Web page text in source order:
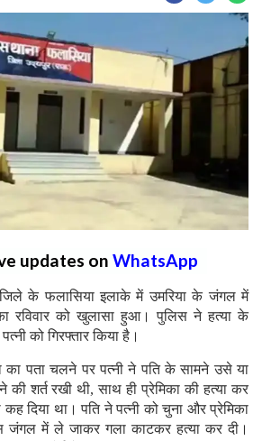
updates on WhatsApp
के फलासिया इलाके में उमरिया के जंगल में
रविवार को खुलासा हुआ। पुलिस ने हत्या के
को गिरफ्तार किया है।
का पता चलने पर पत्नी ने पति के सामने उसे या
शर्त रखी थी, साथ ही प्रेमिका की हत्या कर
दिया था। पति ने पत्नी को चुना और प्रेमिका
जंगल में ले जाकर गला काटकर हत्या कर दी।